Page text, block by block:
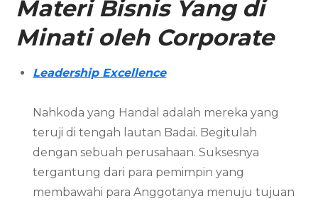
Materi Bisnis Yang di
Minati oleh Corporate
Leadership Excellence
Nahkoda yang Handal adalah mereka yang
teruji di tengah lautan Badai. Begitulah
dengan sebuah perusahaan. Suksesnya
tergantung dari para pemimpin yang
membawahi para Anggotanya menuju tujuan